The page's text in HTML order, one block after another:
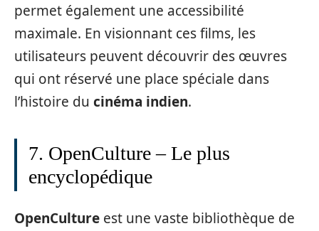
permet également une accessibilité
maximale. En visionnant ces films, les
utilisateurs peuvent découvrir des œuvres
qui ont réservé une place spéciale dans
l’histoire du cinéma indien.
7. OpenCulture – Le plus
encyclopédique
OpenCulture est une vaste bibliothèque de